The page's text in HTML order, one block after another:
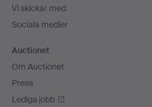
Vi skickar med
Sociala medier
Auctionet
Om Auctionet
Press
Lediga jobb